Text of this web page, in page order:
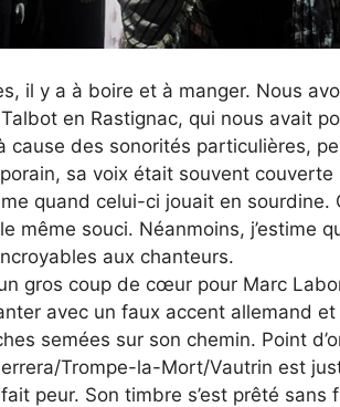
il y a à boire et à manger. Nous
en Rastignac, qui nous avait
cause des sonorités particulières,
sa voix était souvent couverte
quand celui-ci jouait en sourdine.
même souci. Néanmoins, j’estime
aux chanteurs.
gros coup de cœur pour Marc
avec un faux accent allemand et
semées sur son chemin. Point
Trompe-la-Mort/Vautrin est
peur. Son timbre s’est prêté